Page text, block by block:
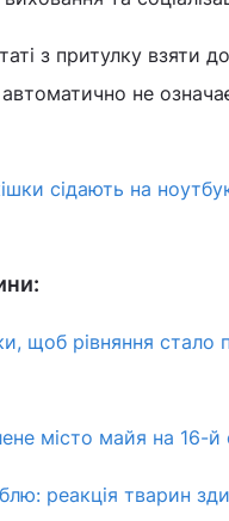
з притулку взяти
не
сідають на
щоб рівняння стало
місто майя на 16-й
реакція тварин